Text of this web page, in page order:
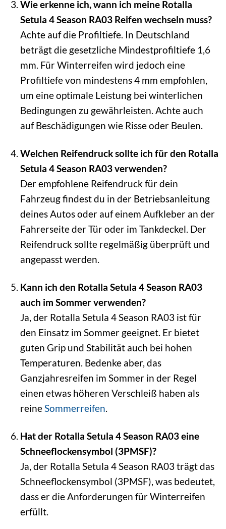
Wie erkenne ich, wann ich meine Rotalla
Setula 4 Season RA03 Reifen wechseln muss?
Achte auf die Profiltiefe. In Deutschland
beträgt die gesetzliche Mindestprofiltiefe 1,6
mm. Für Winterreifen wird jedoch eine
Profiltiefe von mindestens 4 mm empfohlen,
um eine optimale Leistung bei winterlichen
Bedingungen zu gewährleisten. Achte auch
auf Beschädigungen wie Risse oder Beulen.
Welchen Reifendruck sollte ich für den Rotalla
Setula 4 Season RA03 verwenden?
Der empfohlene Reifendruck für dein
Fahrzeug findest du in der Betriebsanleitung
deines Autos oder auf einem Aufkleber an der
Fahrerseite der Tür oder im Tankdeckel. Der
Reifendruck sollte regelmäßig überprüft und
angepasst werden.
Kann ich den Rotalla Setula 4 Season RA03
auch im Sommer verwenden?
Ja, der Rotalla Setula 4 Season RA03 ist für
den Einsatz im Sommer geeignet. Er bietet
guten Grip und Stabilität auch bei hohen
Temperaturen. Bedenke aber, das
Ganzjahresreifen im Sommer in der Regel
einen etwas höheren Verschleiß haben als
reineSommerreifen.
Hat der Rotalla Setula 4 Season RA03 eine
Schneeflockensymbol (3PMSF)?
Ja, der Rotalla Setula 4 Season RA03 trägt das
Schneeflockensymbol (3PMSF), was bedeutet,
dass er die Anforderungen für Winterreifen
erfüllt.